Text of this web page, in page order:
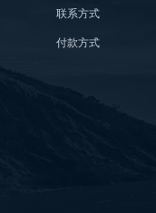
联系方式
付款方式